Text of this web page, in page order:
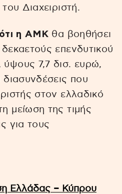
Διαχειριστή.
ότι η ΑΜΚ θα βοηθήσει
επενδυτικού
7,7 δισ. ευρώ,
διασυνδέσεις που
στον ελλαδικό
μείωση της τιμής
για τους
Ελλάδας – Κύπρου